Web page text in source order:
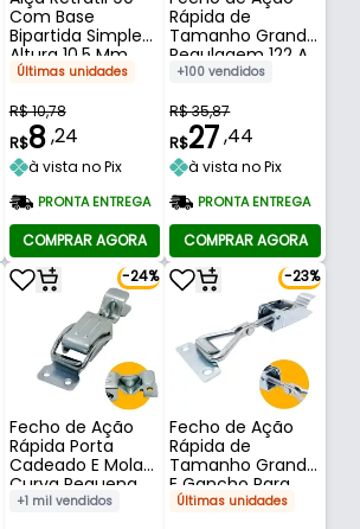
Com Base
Bipartida Simples
Altura 10,5 Mm
Últimas unidades
R$ 10,78
R$8,24
à vista no Pix
PRONTA ENTREGA
COMPRAR AGORA
Rápida de
Tamanho Grande
Regulagem 122 A
151 Mm
+100 vendidos
R$ 35,87
R$27,44
à vista no Pix
PRONTA ENTREGA
COMPRAR AGORA
-24%
Fecho de Ação
Rápida Porta
Cadeado E Mola
Curva Pequena
67 Mm
+1 mil vendidos
-23%
Fecho de Ação
Rápida de
Tamanho Grande
E Gancho Para
Engate 120 A 145
Últimas unidades